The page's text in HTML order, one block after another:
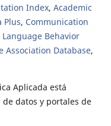
Index, Academic
Plus, Communication
Behavior
Association Database,
Aplicada está
datos y portales de